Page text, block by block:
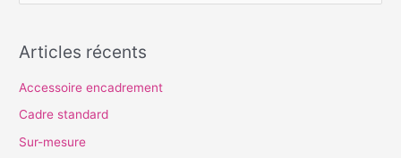
h
e
r
Articles récents
Accessoire encadrement
Cadre standard
Sur-mesure